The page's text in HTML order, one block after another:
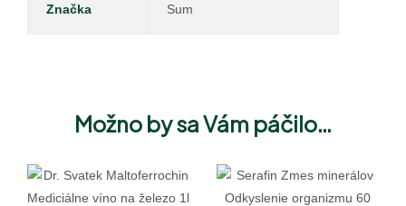
Značka Sum
Možno by sa Vám páčilo…